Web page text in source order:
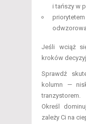
i tańszy w
Jeśli wciąż
kroków
Sprawdź
kolumn —
tranzystorem.
Określ
zależy Ci na